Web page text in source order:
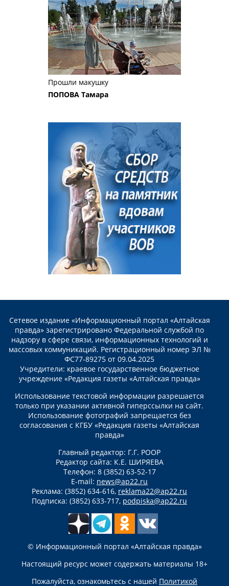
Прошли макушку
ПОПОВА Тамара
Сетевое издание «Информационный портал «Алтайская
правда» зарегистрировано Федеральной службой по
надзору в сфере связи, информационных технологий и
массовых коммуникаций. Регистрационный номер ЭЛ №
ФС77-89275 от 09.04.2025
Учредители: краевое государственное бюджетное
учреждение «Редакция газеты «Алтайская правда»
Использование текстовой информации разрешается
только при указании активной гиперссылки на сайт.
Использование фотографий запрещается без
согласования с КГБУ «Редакция газеты «Алтайская
правда»
Главный редактор: Г.Г. РООР
Редактор сайта: К.Е. ШИРЯЕВА
Телефон: 8 (3852) 63-52-17
E-mail: news@ap22.ru
Реклама: (3852) 634-616, reklama22@ap22.ru
Подписка: (3852) 633-717, podpiska@ap22.ru
© Информационный портал «Алтайская правда»
Настоящий ресурс может содержать материалы 18+
Пожалуйста, ознакомьтесь с нашей Политикой